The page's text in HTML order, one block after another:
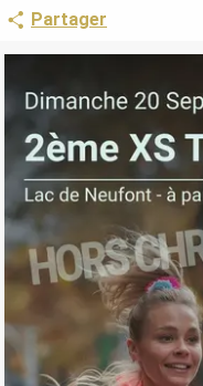
Partager